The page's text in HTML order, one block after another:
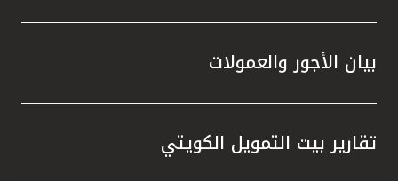
بيان الأجور والعمولات
تقارير بيت التمويل الكويتي